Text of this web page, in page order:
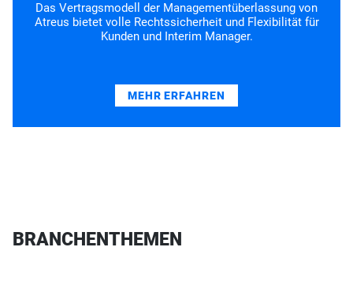
Das Vertragsmodell der Managementüberlassung von
Atreus bietet volle Rechtssicherheit und Flexibilität für
Kunden und Interim Manager.
MEHR ERFAHREN
BRANCHENTHEMEN